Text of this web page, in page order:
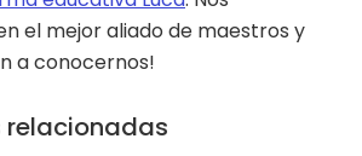
el mejor aliado de maestros y
a conocernos!
relacionadas